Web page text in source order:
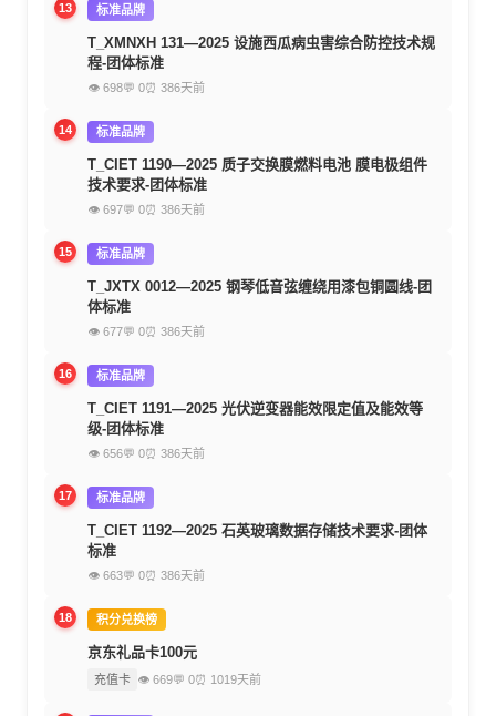
13 标准品牌
T_XMNXH 131—2025 设施西瓜病虫害综合防控技术规
程-团体标准
👁 698💬 0⏰ 386天前
14 标准品牌
T_CIET 1190—2025 质子交换膜燃料电池 膜电极组件
技术要求-团体标准
👁 697💬 0⏰ 386天前
15 标准品牌
T_JXTX 0012—2025 钢琴低音弦缠绕用漆包铜圆线-团
体标准
👁 677💬 0⏰ 386天前
16 标准品牌
T_CIET 1191—2025 光伏逆变器能效限定值及能效等
级-团体标准
👁 656💬 0⏰ 386天前
17 标准品牌
T_CIET 1192—2025 石英玻璃数据存储技术要求-团体
标准
👁 663💬 0⏰ 386天前
18 积分兑换榜
京东礼品卡100元
充值卡 👁 669💬 0⏰ 1019天前